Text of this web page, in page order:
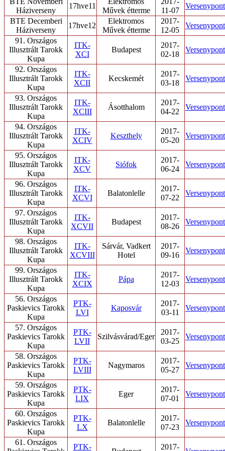
Háziverseny
17hve11
Művek étterme
11-07
BTE Decemberi
Háziverseny
17hve12
Elektromos
Művek étterme
2017-
12-05
91. Országos
Illusztrált Tarokk
Kupa
ITK-
XCI
Budapest
2017-
02-18
92. Országos
Illusztrált Tarokk
Kupa
ITK-
XCII
Kecskemét
2017-
03-18
93. Országos
Illusztrált Tarokk
Kupa
ITK-
XCIII
Ásotthalom
2017-
04-22
94. Országos
Illusztrált Tarokk
Kupa
ITK-
XCIV
Keszthely
2017-
05-20
95. Országos
Illusztrált Tarokk
Kupa
ITK-
XCV
Siófok
2017-
06-24
96. Országos
Illusztrált Tarokk
Kupa
ITK-
XCVI
Balatonlelle
2017-
07-22
97. Országos
Illusztrált Tarokk
Kupa
ITK-
XCVII
Budapest
2017-
08-26
98. Országos
Illusztrált Tarokk
Kupa
ITK-
XCVIII
Sárvár, Vadkert
Hotel
2017-
09-16
99. Országos
Illusztrált Tarokk
Kupa
ITK-
XCIX
Pápa
2017-
12-03
56. Országos
Paskievics Tarokk
Kupa
PTK-
LVI
Kaposvár
2017-
03-11
57. Országos
Paskievics Tarokk
Kupa
PTK-
LVII
Szilvásvárad/Eger
2017-
03-25
58. Országos
Paskievics Tarokk
Kupa
PTK-
LVIII
Nagymaros
2017-
05-27
59. Országos
Paskievics Tarokk
Kupa
PTK-
LIX
Eger
2017-
07-01
60. Országos
Paskievics Tarokk
Kupa
PTK-
LX
Balatonlelle
2017-
07-23
61. Országos
PTK- 2017-